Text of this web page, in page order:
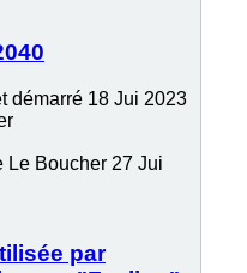
démarré 18 Jui 2023
Le Boucher 27 Jui
par